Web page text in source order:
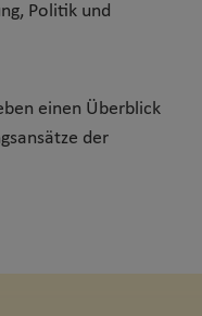
Politik und
einen Überblick
der